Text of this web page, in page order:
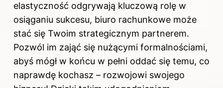
elastyczność odgrywają kluczową rolę w
osiąganiu sukcesu, biuro rachunkowe może
stać się Twoim strategicznym partnerem.
Pozwól im zająć się nużącymi formalnościami,
abyś mógł w końcu w pełni oddać się temu, co
naprawdę kochasz – rozwojowi swojego